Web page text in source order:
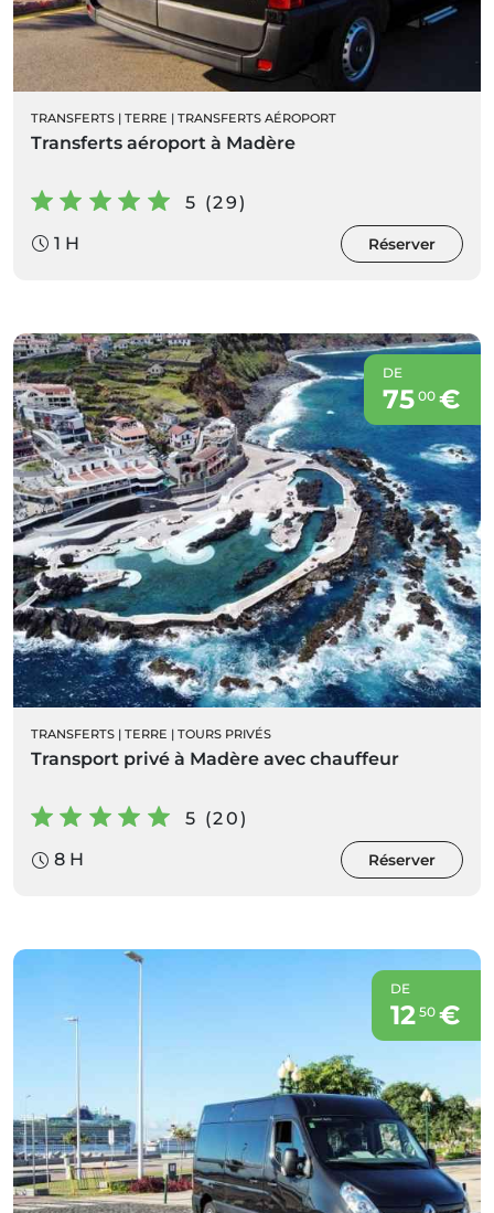
TRANSFERTS | TERRE | TRANSFERTS AÉROPORT
Transferts aéroport à Madère
5 (29)
1 H
Réserver
DE
75 00€
TRANSFERTS | TERRE | TOURS PRIVÉS
Transport privé à Madère avec chauffeur
5 (20)
8 H
Réserver
DE
12 50€